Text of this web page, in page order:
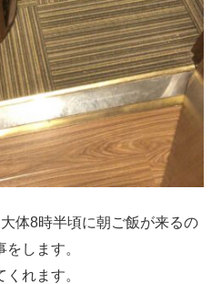
体8時半頃に朝ご飯が来るの
します。
れます。